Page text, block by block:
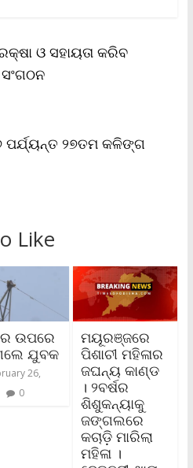
ଓ ସହାୟତା କରିବ
ସଂଗଠନ
ପର୍ଯ୍ୟନ୍ତ ୨୭ତମ କଳିଙ୍ଗ
Like
ଉପରେ
ଯୁବକ
26,
0
ମୟୂରଞ୍ଜରେ
ପିଶାଚୀ ମହିଳାର
ଜଘନ୍ୟ କାଣ୍ଡ
। ୨ବର୍ଷର
ଶିଶୁକନ୍ୟାକୁ
ଜଙ୍ଗଲରେ
କଚାଡ଼ି ମାରିଲା
ମହିଳା ।